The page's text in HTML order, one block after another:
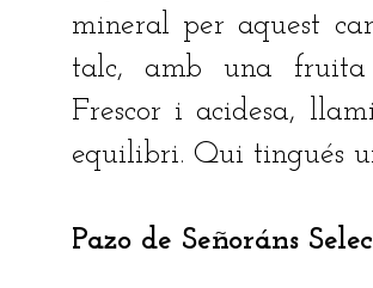
mineral per aquest
talc, amb una fruita
Frescor i acidesa,
equilibri. Qui tingués
Pazo de Señoráns